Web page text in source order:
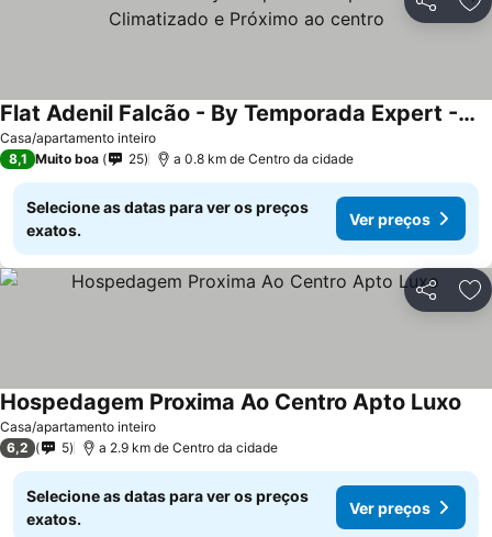
Partilhar
Casa/apartamento inteiro
Flat Adenil Falcão - By Temporada Expert -Moderno, Climatizado e Próximo ao centro
8,1 Muito boa 25 a 0.8 km de Centro da cidade
Selecione as datas para ver os preços
exatos.
Ver preços
Partilhar
Casa/apartamento inteiro
Hospedagem Proxima Ao Centro Apto Luxo
6,2 5 a 2.9 km de Centro da cidade
Selecione as datas para ver os preços
exatos.
Ver preços